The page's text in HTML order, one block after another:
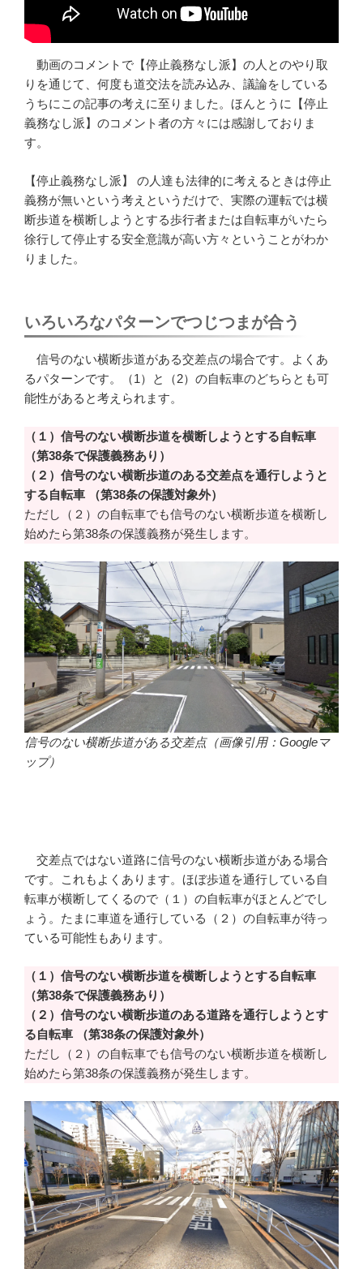
動画のコメントで【停止義務なし派】の人とのやり取
りを通じて、何度も道交法を読み込み、議論をしている
うちにこの記事の考えに至りました。ほんとうに【停止
義務なし派】のコメント者の方々には感謝しておりま
す。
【停止義務なし派】 の人達も法律的に考えるときは停止
義務が無いという考えというだけで、実際の運転では横
断歩道を横断しようとする歩行者または自転車がいたら
徐行して停止する安全意識が高い方々ということがわか
りました。
いろいろなパターンでつじつまが合う
信号のない横断歩道がある交差点の場合です。よくあ
るパターンです。（1）と（2）の自転車のどちらとも可
能性があると考えられます。
（１）信号のない横断歩道を横断しようとする自転車
（第38条で保護義務あり）
（２）信号のない横断歩道のある交差点を通行しようと
する自転車
（第38条の保護対象外）
ただし（２）の自転車でも信号のない横断歩道を横断し
始めたら第38条の保護義務が発生します。
信号のない横断歩道がある交差点（画像引用：Googleマ
ップ）
交差点ではない道路に信号のない横断歩道がある場合
です。これもよくあります。ほぼ歩道を通行している自
転車が横断してくるので（１）の自転車がほとんどでし
ょう。たまに車道を通行している（２）の自転車が待っ
ている可能性もあります。
（１）信号のない横断歩道を横断しようとする自転車
（第38条で保護義務あり）
（２）信号のない横断歩道のある道路を通行しようとす
る自転車
（第38条の保護対象外）
ただし（２）の自転車でも信号のない横断歩道を横断し
始めたら第38条の保護義務が発生します。